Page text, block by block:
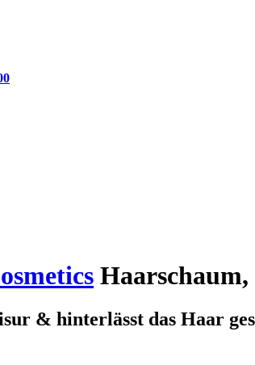
Haarschaum,
& hinterlässt das Haar